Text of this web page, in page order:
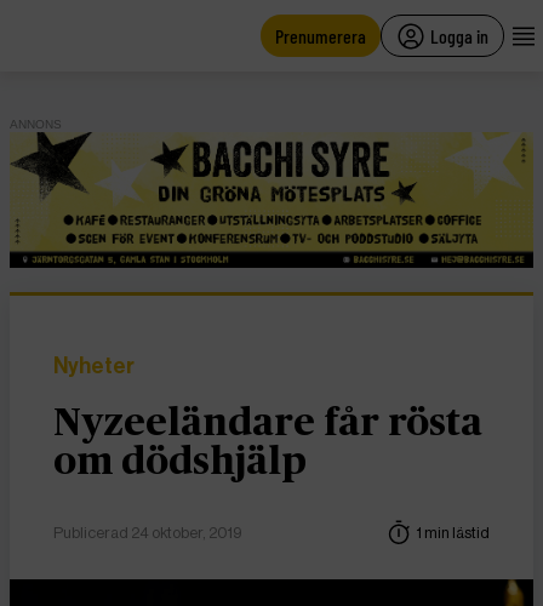
Prenumerera Logga in
ANNONS
Nyheter
Nyzeeländare får rösta
om dödshjälp
Publicerad 24 oktober, 2019 1 min lästid